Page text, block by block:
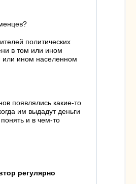
политических
в том или ином
или ином населенном
появлялись какие-то
им выдадут деньги
и в чем-то
регулярно